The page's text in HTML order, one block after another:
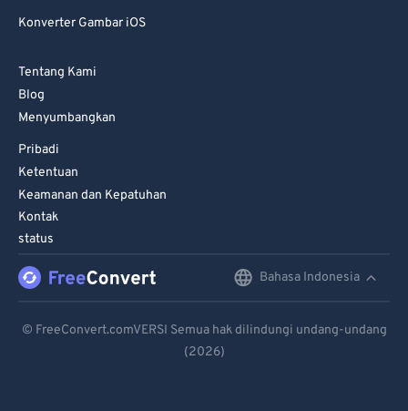
Konverter Gambar iOS
Tentang Kami
Blog
Menyumbangkan
Pribadi
Ketentuan
Keamanan dan Kepatuhan
Kontak
status
Bahasa Indonesia
Español
© FreeConvert.comVERSI Semua hak dilindungi undang-undang
(2026)